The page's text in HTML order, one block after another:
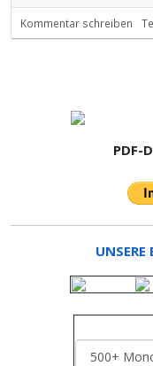
Kommentar schreiben
PDF-
UNSERE